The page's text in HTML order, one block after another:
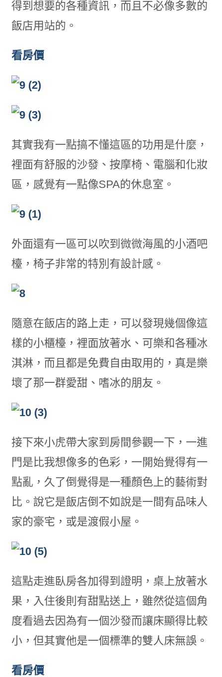
得到想要的各種資訊，而且不必像多數的
飯店用站的。
看房價
其實我有一點搞不懂這區的功用是什麼，
裡面有舒服的沙發、按摩椅、電腦和化妝
區，感覺有一點像SPA的休息室。
外面還有一區可以吹到微微海風的小酒吧
檯，椅子非常的特別有設計感。
隨意在飯店的路上走，可以發現幾個像這
樣的小櫃檯，裡面放著水、可樂和各種冰
淇淋，而且都是免費自由取用的，真是樂
壞了那一群愛甜、嗜冰的朋友。
接下來小虎帶大家到房間參觀一下，一進
門是比我想像多的色彩，一開始覺得有一
點亂，久了倒覺得是一種顏色上的藝術對
比。說它是飯店倒不如說是一間有品味人
家的豪宅，或是渡假小屋。
這點走進臥房各加得到證明，桌上放著水
果，入住後則有甜點送上，雖然從這個角
度看過去因為有一個沙發而讓床顯得比較
小，但其實他是一個標準的雙人床無誤。
看房價